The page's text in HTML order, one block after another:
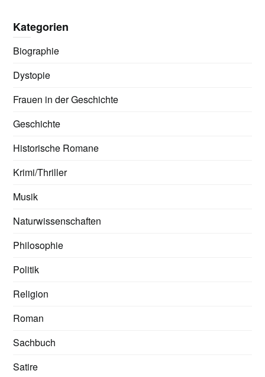
Kategorien
Biographie
Dystopie
Frauen in der Geschichte
Geschichte
Historische Romane
Krimi/Thriller
Musik
Naturwissenschaften
Philosophie
Politik
Religion
Roman
Sachbuch
Satire